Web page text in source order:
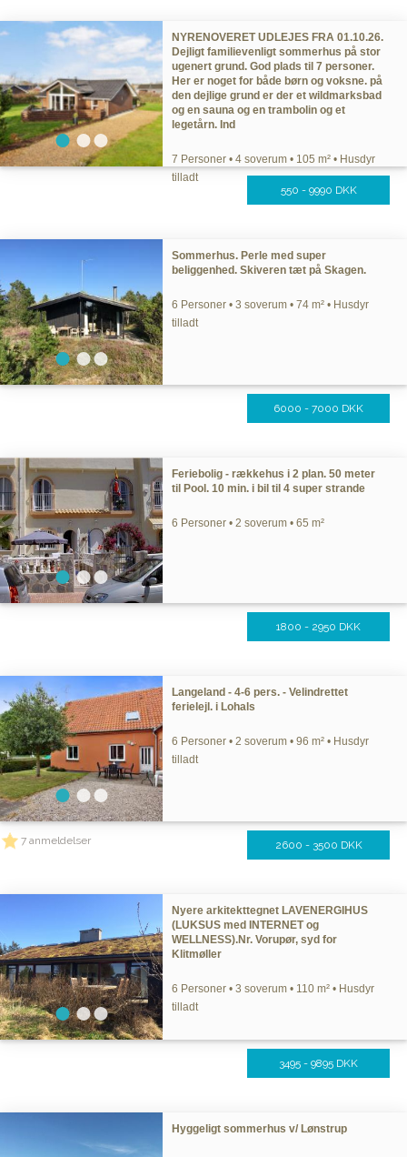
NYRENOVERET UDLEJES FRA 01.10.26.
Dejligt familievenligt sommerhus på stor
ugenert grund. God plads til 7 personer.
Her er noget for både børn og voksne. på
den dejlige grund er der et wildmarksbad
og en sauna og en trambolin og et
legetårn. Ind
7 Personer • 4 soverum • 105 m² • Husdyr
tilladt
550 - 9990 DKK
Sommerhus. Perle med super
beliggenhed. Skiveren tæt på Skagen.
6 Personer • 3 soverum • 74 m² • Husdyr
tilladt
6000 - 7000 DKK
Feriebolig - rækkehus i 2 plan. 50 meter
til Pool. 10 min. i bil til 4 super strande
6 Personer • 2 soverum • 65 m²
1800 - 2950 DKK
Langeland - 4-6 pers. - Velindrettet
ferielejl. i Lohals
6 Personer • 2 soverum • 96 m² • Husdyr
tilladt
7 anmeldelser 2600 - 3500 DKK
Nyere arkitekttegnet LAVENERGIHUS
(LUKSUS med INTERNET og
WELLNESS).Nr. Vorupør, syd for
Klitmøller
6 Personer • 3 soverum • 110 m² • Husdyr
tilladt
3495 - 9895 DKK
Hyggeligt sommerhus v/ Lønstrup